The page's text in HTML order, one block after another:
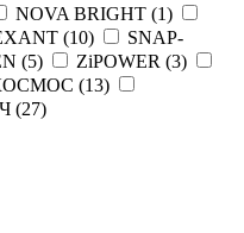
NOVA BRIGHT (1)
(10)
SNAP-
(5) ZiPOWER (3)
(13)
(27)